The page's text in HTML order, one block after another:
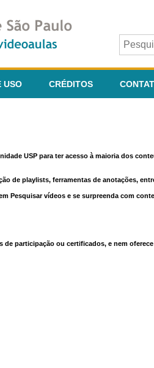
USO CRÉDITOS
USP para ter acesso à maioria dos
de playlists, ferramentas de anotações,
Pesquisar vídeos e se surpreenda com
de participação ou certificados, e nem